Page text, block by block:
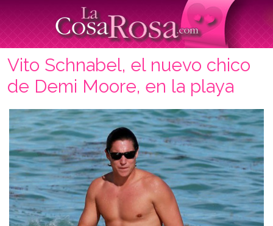
Vito Schnabel, el nuevo chico
de Demi Moore, en la playa